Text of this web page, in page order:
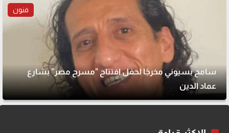
فنون
سامح بسيوني مخرجًا لحفل افتتاح "مسرح مصر" بشارع
عماد الدين